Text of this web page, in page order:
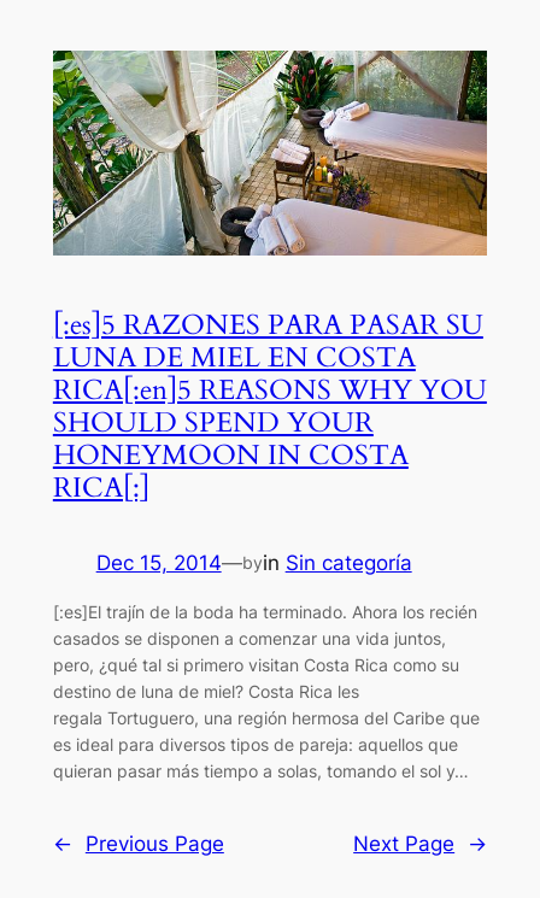
[:es]5 RAZONES PARA PASAR SU
LUNA DE MIEL EN COSTA
RICA[:en]5 REASONS WHY YOU
SHOULD SPEND YOUR
HONEYMOON IN COSTA
RICA[:]
Dec 15, 2014—byin Sin categoría
[:es]El trajín de la boda ha terminado. Ahora los recién
casados se disponen a comenzar una vida juntos,
pero, ¿qué tal si primero visitan Costa Rica como su
destino de luna de miel? Costa Rica les
regala Tortuguero, una región hermosa del Caribe que
es ideal para diversos tipos de pareja: aquellos que
quieran pasar más tiempo a solas, tomando el sol y…
← Previous Page Next Page →